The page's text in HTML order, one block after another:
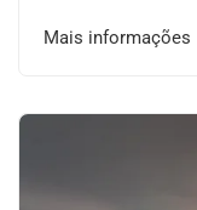
Mais informações